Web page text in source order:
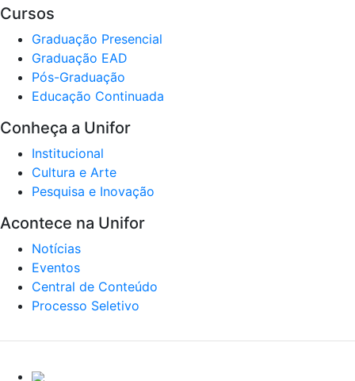
Cursos
Graduação Presencial
Graduação EAD
Pós-Graduação
Educação Continuada
Conheça a Unifor
Institucional
Cultura e Arte
Pesquisa e Inovação
Acontece na Unifor
Notícias
Eventos
Central de Conteúdo
Processo Seletivo